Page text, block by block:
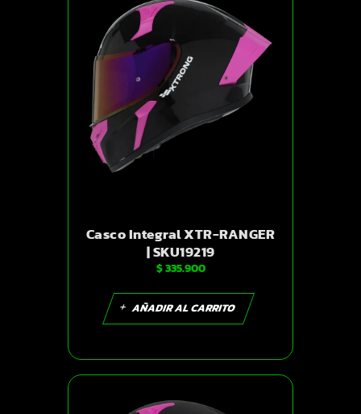
Casco Integral XTR-RANGER
| SKU19219
$335.900
AÑADIR AL CARRITO